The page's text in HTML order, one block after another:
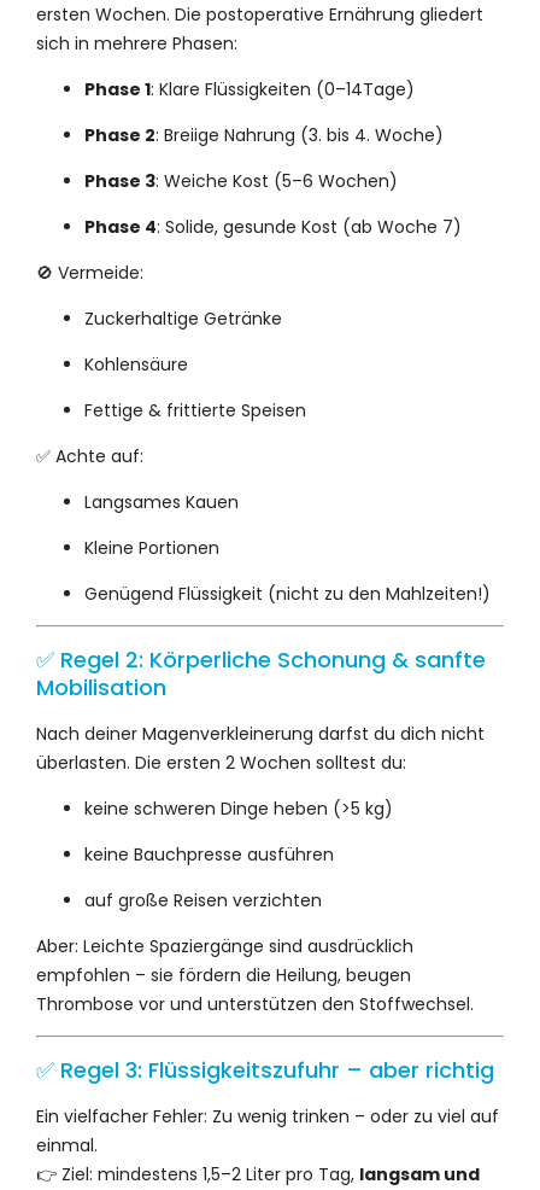
ersten Wochen. Die postoperative Ernährung gliedert
sich in mehrere Phasen:
Phase 1: Klare Flüssigkeiten (0–14Tage)
Phase 2: Breiige Nahrung (3. bis 4. Woche)
Phase 3: Weiche Kost (5–6 Wochen)
Phase 4: Solide, gesunde Kost (ab Woche 7)
🚫 Vermeide:
Zuckerhaltige Getränke
Kohlensäure
Fettige & frittierte Speisen
✅ Achte auf:
Langsames Kauen
Kleine Portionen
Genügend Flüssigkeit (nicht zu den Mahlzeiten!)
✅ Regel 2: Körperliche Schonung & sanfte
Mobilisation
Nach deiner Magenverkleinerung darfst du dich nicht
überlasten. Die ersten 2 Wochen solltest du:
keine schweren Dinge heben (>5 kg)
keine Bauchpresse ausführen
auf große Reisen verzichten
Aber: Leichte Spaziergänge sind ausdrücklich
empfohlen – sie fördern die Heilung, beugen
Thrombose vor und unterstützen den Stoffwechsel.
✅ Regel 3: Flüssigkeitszufuhr – aber richtig
Ein vielfacher Fehler: Zu wenig trinken – oder zu viel auf
einmal.
👉 Ziel: mindestens 1,5–2 Liter pro Tag, langsam und